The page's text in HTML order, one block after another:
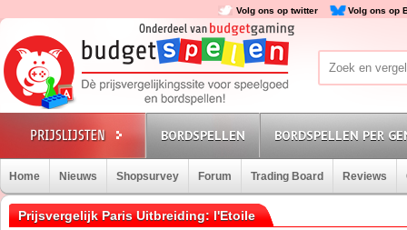
Volg ons op twitter Volg ons op
BORDSPELLEN BORDSPELLEN PER
Home Nieuws Shopsurvey Forum Trading Board Reviews
Prijsvergelijk Paris Uitbreiding: l'Etoile